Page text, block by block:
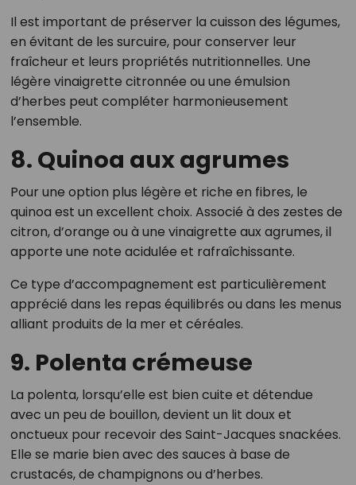
Il est important de préserver la cuisson des légumes,
en évitant de les surcuire, pour conserver leur
fraîcheur et leurs propriétés nutritionnelles. Une
légère vinaigrette citronnée ou une émulsion
d’herbes peut compléter harmonieusement
l’ensemble.
8. Quinoa aux agrumes
Pour une option plus légère et riche en fibres, le
quinoa est un excellent choix. Associé à des zestes de
citron, d’orange ou à une vinaigrette aux agrumes, il
apporte une note acidulée et rafraîchissante.
Ce type d’accompagnement est particulièrement
apprécié dans les repas équilibrés ou dans les menus
alliant produits de la mer et céréales.
9. Polenta crémeuse
La polenta, lorsqu’elle est bien cuite et détendue
avec un peu de bouillon, devient un lit doux et
onctueux pour recevoir des Saint-Jacques snackées.
Elle se marie bien avec des sauces à base de
crustacés, de champignons ou d’herbes.